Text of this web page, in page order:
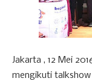
Jakarta , 12 Mei
mengikuti